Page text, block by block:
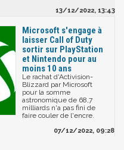
13/12/2022, 13:43
Microsoft s'engage à
laisser Call of Duty
sortir sur PlayStation
et Nintendo pour au
moins 10 ans
Le rachat d'Activision-
Blizzard par Microsoft
pour la somme
astronomique de 68,7
milliards n'a pas fini de
faire couler de l'encre.
07/12/2022, 09:28